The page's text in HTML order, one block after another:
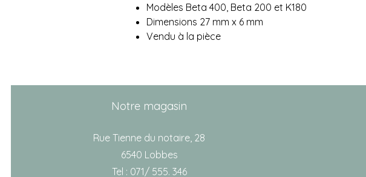
Modèles Beta 400, Beta 200 et K180
Dimensions 27 mm x 6 mm
Vendu à la pièce
Notre magasin
Rue Tienne du notaire, 28
6540 Lobbes
Tel : 071/ 555. 346